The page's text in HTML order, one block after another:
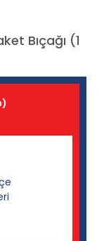
Bıçağı (1